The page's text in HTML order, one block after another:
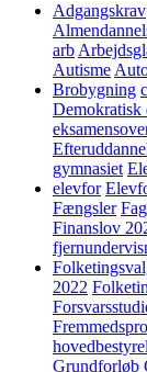
Adgangskrav
arb
Autisme
Brobygning
Demokratisk
gymnasiet
elevfor
Fængsler
Finanslov
2022
Grundforløb